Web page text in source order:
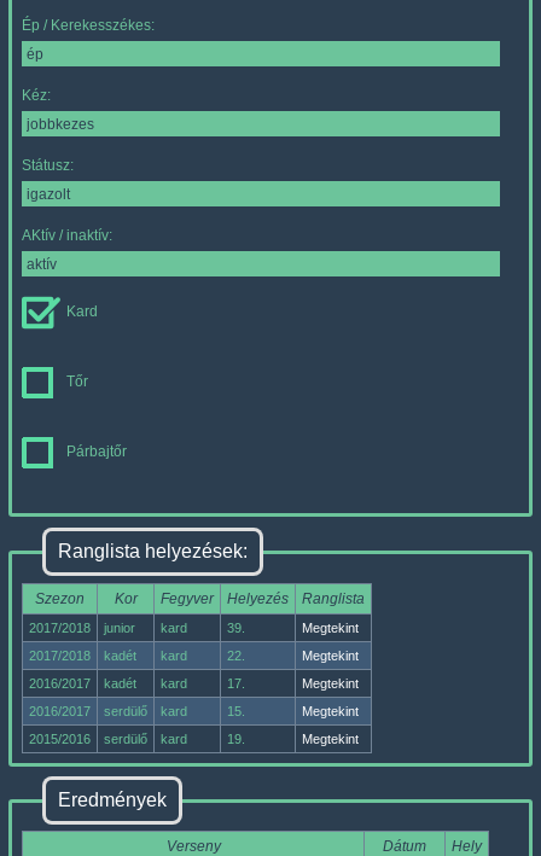
Ép / Kerekesszékes:
Kéz:
Státusz:
AKtív / inaktív:
Kard
Tőr
Párbajtőr
Ranglista helyezések:
Szezon Kor Fegyver Helyezés Ranglista
2017/2018 junior kard 39.
Megtekint
2017/2018
kadét kard 22.
Megtekint
2016/2017
kadét kard 17.
Megtekint
2016/2017
serdülő kard 15.
Megtekint
2015/2016
serdülő kard 19. Megtekint
Eredmények
Verseny Dátum Hely